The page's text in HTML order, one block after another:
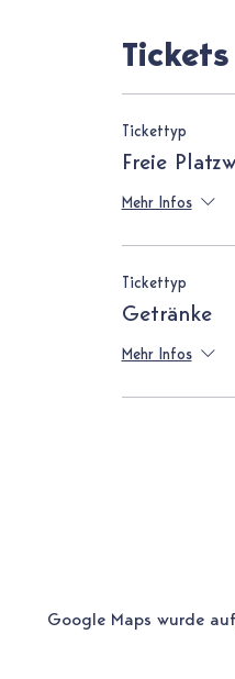
Tickets
Tickettyp
Freie
Mehr Infos
Tickettyp
Getränke
Mehr Infos
Google Maps wurde